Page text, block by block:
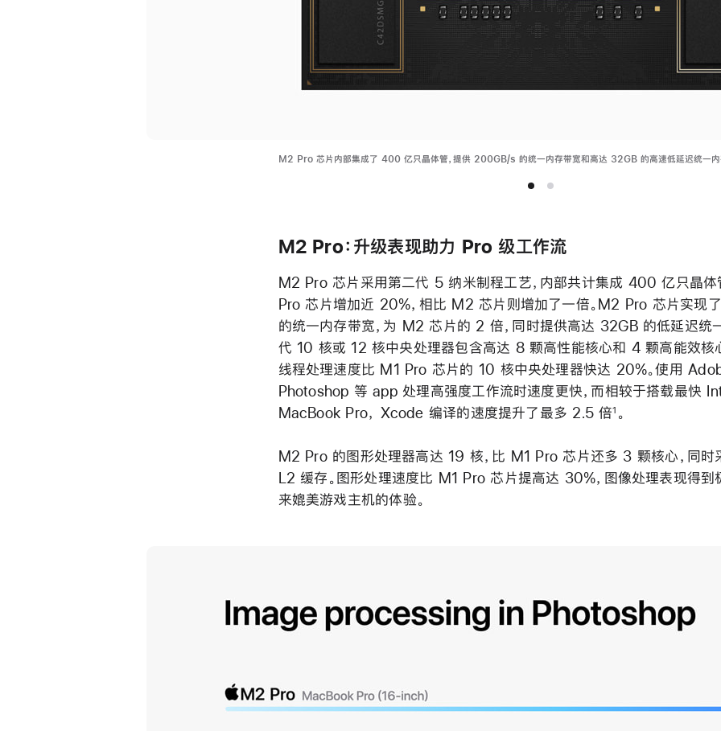
M2 Pro 芯片内部集成了 400 亿只晶体管，提供 200GB/s 的统一内存带宽和高达 32GB 的高速低延迟统一内
M2 Pro：升级表现助力 Pro 级工作流
M2 Pro 芯片采用第二代 5 纳米制程工艺，内部共计集成 400 亿只晶体
Pro 芯片增加近 20%，相比 M2 芯片则增加了一倍。M2 Pro 芯片实现
的统一内存带宽，为 M2 芯片的 2 倍，同时提供高达 32GB 的低延迟统
代 10 核或 12 核中央处理器包含高达 8 颗高性能核心和 4 颗高能效核
线程处理速度比 M1 Pro 芯片的 10 核中央处理器快达 20%。使用
Photoshop 等 app 处理高强度工作流时速度更快，而相较于搭载最快
MacBook Pro， Xcode 编译的速度提升了最多 2.5 倍1 。
M2 Pro 的图形处理器高达 19 核，比 M1 Pro 芯片还多 3 颗核心，同时
L2 缓存。图形处理速度比 M1 Pro 芯片提高达 30%，图像处理表现得到
来媲美游戏主机的体验。